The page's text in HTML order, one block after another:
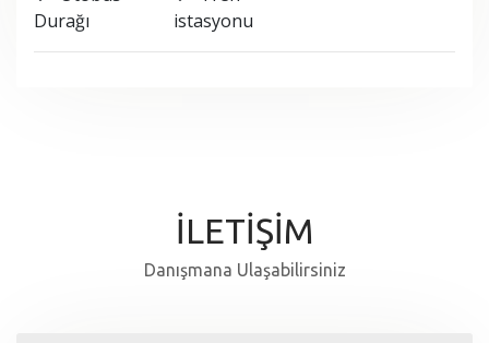
Durağı
istasyonu
İLETİŞİM
Danışmana Ulaşabilirsiniz